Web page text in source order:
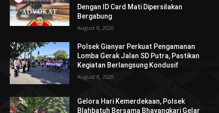
Dengan ID Card Mati Dipersilakan
Bergabung
August 8, 2026
Polsek Gianyar Perkuat Pengamanan
Lomba Gerak Jalan SD Putra, Pastikan
Kegiatan Berlangsung Kondusif
August 8, 2026
Gelora Hari Kemerdekaan, Polsek
Blahbatuh Bersama Bhayangkari Gelar